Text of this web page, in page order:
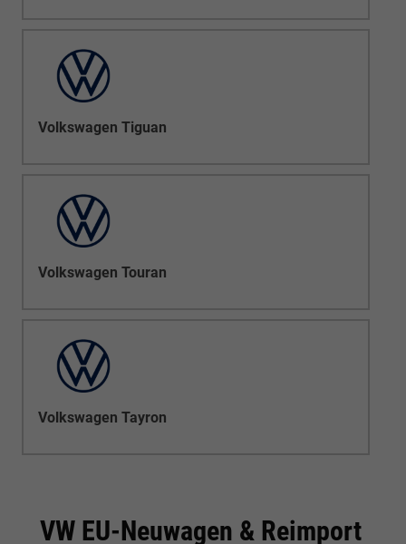
Volkswagen Tiguan
Volkswagen Touran
Volkswagen Tayron
VW EU-Neuwagen & Reimport